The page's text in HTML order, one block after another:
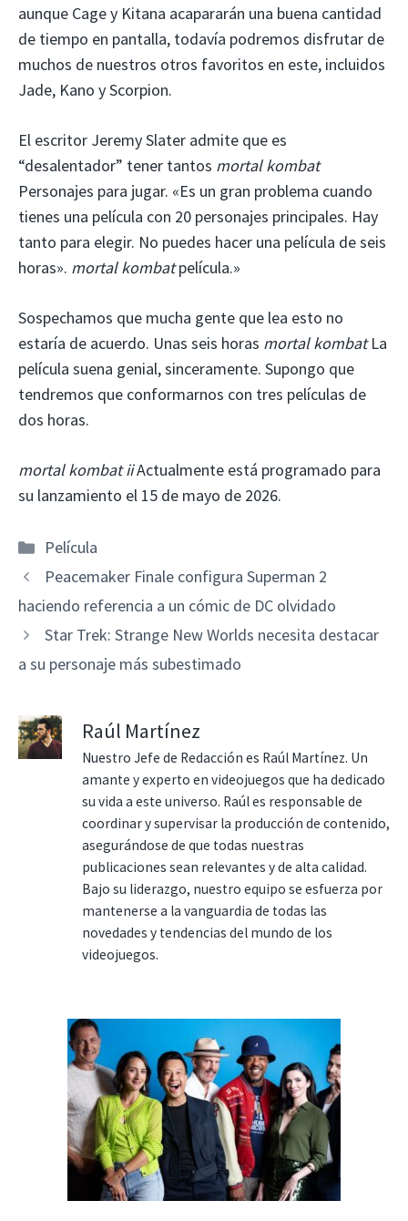
aunque Cage y Kitana acapararán una buena cantidad
de tiempo en pantalla, todavía podremos disfrutar de
muchos de nuestros otros favoritos en este, incluidos
Jade, Kano y Scorpion.
El escritor Jeremy Slater admite que es
“desalentador” tener tantos mortal kombat
Personajes para jugar. «Es un gran problema cuando
tienes una película con 20 personajes principales. Hay
tanto para elegir. No puedes hacer una película de seis
horas». mortal kombatpelícula.»
Sospechamos que mucha gente que lea esto no
estaría de acuerdo. Unas seis horas mortal kombatLa
película suena genial, sinceramente. Supongo que
tendremos que conformarnos con tres películas de
dos horas.
mortal kombat iiActualmente está programado para
su lanzamiento el 15 de mayo de 2026.
Categorías
Película
Peacemaker Finale configura Superman 2
haciendo referencia a un cómic de DC olvidado
Star Trek: Strange New Worlds necesita destacar
a su personaje más subestimado
Raúl Martínez
Nuestro Jefe de Redacción es Raúl Martínez. Un
amante y experto en videojuegos que ha dedicado
su vida a este universo. Raúl es responsable de
coordinar y supervisar la producción de contenido,
asegurándose de que todas nuestras
publicaciones sean relevantes y de alta calidad.
Bajo su liderazgo, nuestro equipo se esfuerza por
mantenerse a la vanguardia de todas las
novedades y tendencias del mundo de los
videojuegos.